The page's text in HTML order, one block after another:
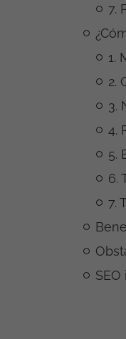
7.
1.
2.
3.
4.
5.
6.
7.